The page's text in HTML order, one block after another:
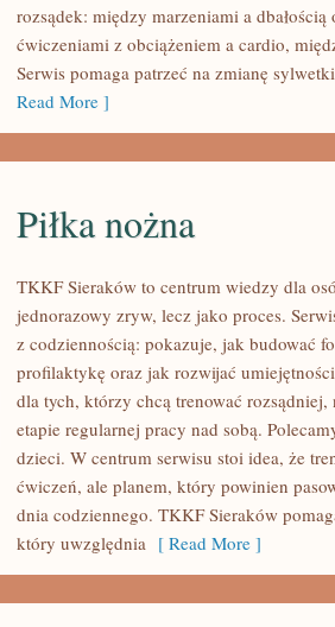
OSOBY
rozsądek: między marzeniami a
ćwiczeniami z obciążeniem a cardio,
Serwis pomaga patrzeć na zmianę
Read More ]
PIŁKA
NOŻNA
Piłka nożna
TKKF Sieraków to centrum wiedzy dla
jednorazowy zryw, lecz jako proces.
z codziennością: pokazuje, jak budować
profilaktykę oraz jak rozwijać
dla tych, którzy chcą trenować
etapie regularnej pracy nad sobą.
dzieci. W centrum serwisu stoi idea, że
ćwiczeń, ale planem, który powinien
dnia codziennego. TKKF Sieraków
który uwzględnia [ Read More ]